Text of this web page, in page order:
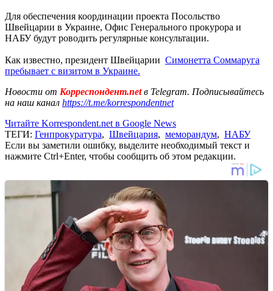
Для обеспечения координации проекта Посольство
Швейцарии в Украине, Офис Генерального прокурора и
НАБУ будут роводить регулярные консультации.
Как известно, президент Швейцарии Симонетта Соммаруга
пребывает с визитом в Украине.
Новости от Корреспондент.netв Telegram. Подписывайтесь
на наш канал https://t.me/korrespondentnet
Читайте Korrespondent.net в Google News
ТЕГИ: Генпрокуратура, Швейцария, меморандум, НАБУ
Если вы заметили ошибку, выделите необходимый текст и
нажмите Ctrl+Enter, чтобы сообщить об этом редакции.